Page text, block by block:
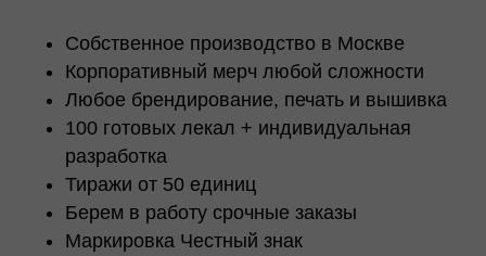
Собственное производство в Москве
Корпоративный мерч любой сложности
Любое брендирование, печать и вышивка
100 готовых лекал + индивидуальная
разработка
Тиражи от 50 единиц
Берем в работу срочные заказы
Маркировка Честный знак